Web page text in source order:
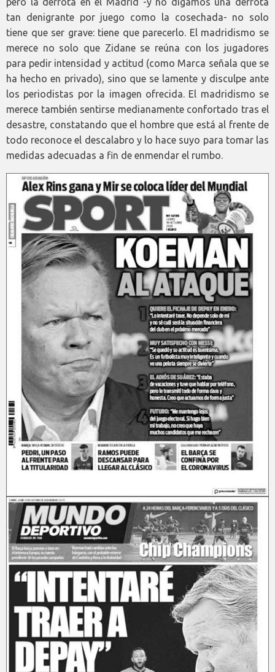
tan denigrante por juego como la cosechada- no solo
tiene que ser grave: tiene que parecerlo. El madridismo se
merece no solo que Zidane se reúna con los jugadores
para pedir intensidad y actitud (como Marca señala que se
ha hecho en privado), sino que se lamente y disculpe ante
los periodistas por la imagen ofrecida. El madridismo se
merece también sentirse medianamente confortado tras el
desastre, constatando que el hombre que está al frente de
todo reconoce el descalabro y lo hace suyo para tomar las
medidas adecuadas a fin de enmendar el rumbo.